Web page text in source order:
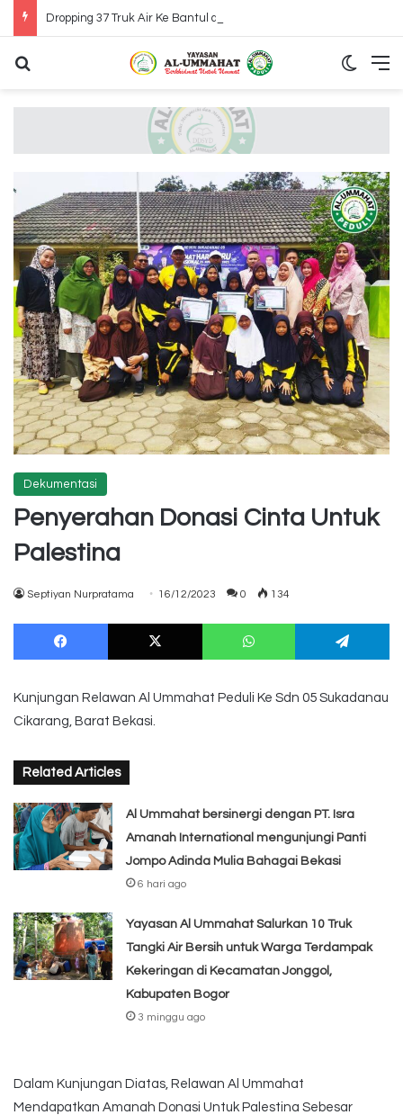
Dropping 37 Truk Air Ke Bantul dan Gunung Kidul Yogyakarta
Dekumentasi
Penyerahan Donasi Cinta Untuk
Palestina
Septiyan Nurpratama 16/12/2023 0 134
Facebook X WhatsApp
Kunjungan Relawan Al Ummahat Peduli Ke Sdn 05 Sukadanau
Cikarang, Barat Bekasi.
Related Articles
Al Ummahat bersinergi dengan PT. Isra
Amanah International mengunjungi Panti
Jompo Adinda Mulia Bahagai Bekasi
6 hari ago
Yayasan Al Ummahat Salurkan 10 Truk
Tangki Air Bersih untuk Warga Terdampak
Kekeringan di Kecamatan Jonggol,
Kabupaten Bogor
3 minggu ago
Dalam Kunjungan Diatas, Relawan Al Ummahat
Mendapatkan Amanah Donasi Untuk Palestina Sebesar